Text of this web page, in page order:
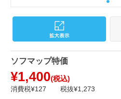
ソフマップ特価
¥1,400(税込)
消費税¥127 税抜¥1,273